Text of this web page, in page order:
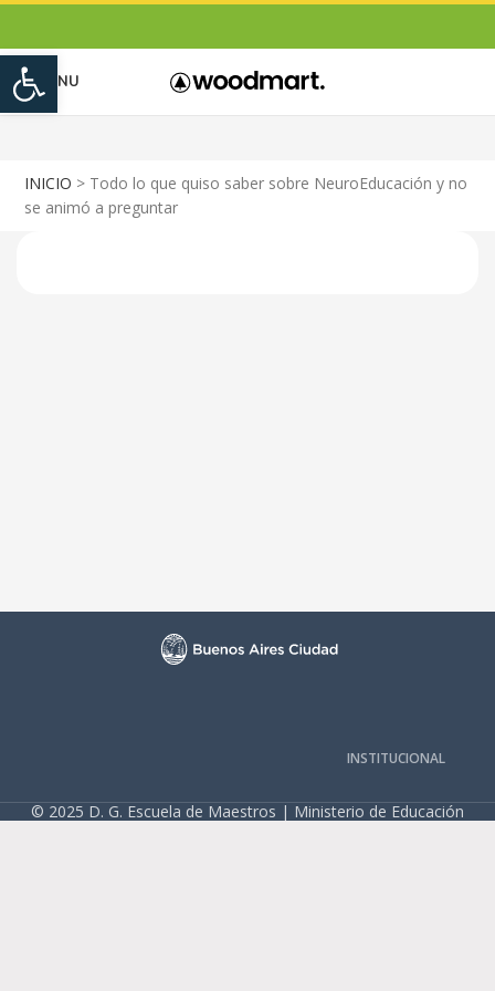
Open toolbar
MENU
INICIO > Todo lo que quiso saber sobre NeuroEducación y no
se animó a preguntar
INSTITUCIONAL
© 2025 D. G. Escuela de Maestros | Ministerio de Educación